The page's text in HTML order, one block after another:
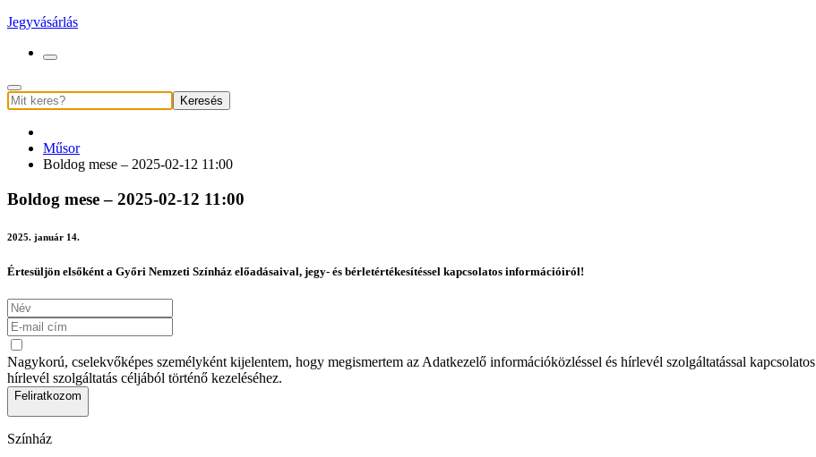
Jegyvásárlás
Keresés
Műsor
Boldog mese – 2025-02-12 11:00
Boldog mese – 2025-02-12 11:00
2025. január 14.
Értesüljön elsőként a Győri Nemzeti Színház előadásaival, jegy- és bérletértékesítéssel kapcsolatos információiról!
Nagykorú, cselekvőképes személyként kijelentem, hogy megismertem az Adatkezelő információközléssel és hírlevél szolgáltatással kapcsolatos
hírlevél szolgáltatás céljából történő kezeléséhez.
Feliratkozom
Színház